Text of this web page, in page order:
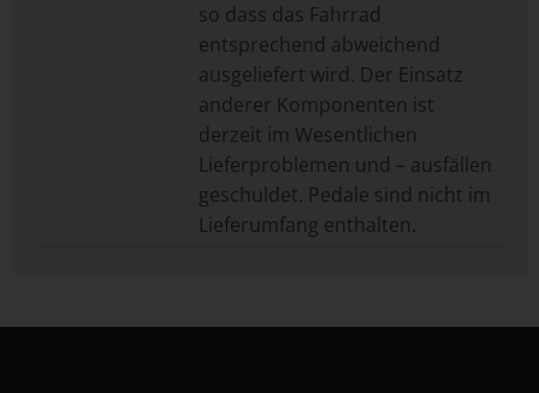
so dass das Fahrrad
entsprechend abweichend
ausgeliefert wird. Der Einsatz
anderer Komponenten ist
derzeit im Wesentlichen
Lieferproblemen und – ausfällen
geschuldet. Pedale sind nicht im
Lieferumfang enthalten.